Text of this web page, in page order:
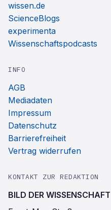
wissen.de
ScienceBlogs
experimenta
Wissenschaftspodcasts
INFO
AGB
Mediadaten
Impressum
Datenschutz
Barrierefreiheit
Vertrag widerrufen
KONTAKT ZUR REDAKTION
BILD DER WISSENSCHAFT